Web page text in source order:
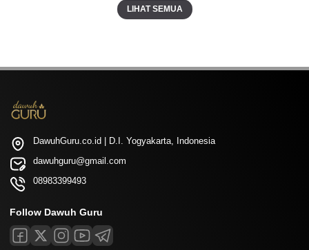
LIHAT SEMUA
DawuhGuru.co.id | D.I. Yogyakarta, Indonesia
dawuhguru@gmail.com
08983399493
Follow Dawuh Guru